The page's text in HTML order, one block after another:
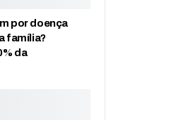
por doença
família?
da